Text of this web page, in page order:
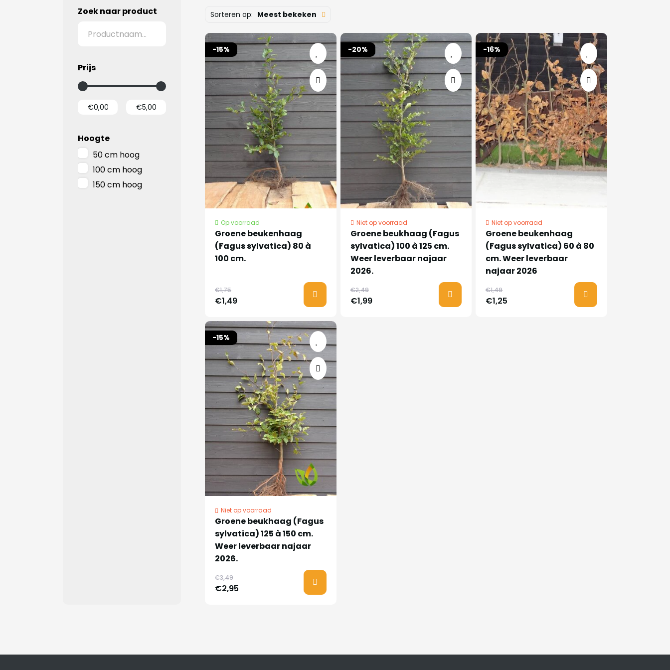
Zoek naar product
Prijs
Hoogte
50 cm hoog
100 cm hoog
150 cm hoog
Sorteren op: Meest bekeken
-15%
Op voorraad
Groene beukenhaag
(Fagus sylvatica) 80 à
100 cm.
€1,75
€1,49
-20%
Niet op voorraad
Groene beukhaag (Fagus
sylvatica) 100 à 125 cm.
Weer leverbaar najaar
2026.
€2,49
€1,99
-16%
Niet op voorraad
Groene beukenhaag
(Fagus sylvatica) 60 à 80
cm. Weer leverbaar
najaar 2026
€1,49
€1,25
-15%
Niet op voorraad
Groene beukhaag (Fagus
sylvatica) 125 à 150 cm.
Weer leverbaar najaar
2026.
€3,49
€2,95